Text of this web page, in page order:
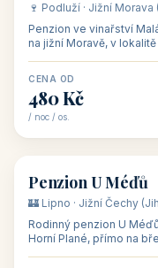
🍷 Podluží · Jižní
Penzion ve vinařství
na jižní Moravě, v
CENA OD
480 Kč
/ noc / os.
🏡 penzion
Penzion U Méďů
🏰 Lipno · Jižní Čechy
Rodinný penzion U
Horní Plané, přímo na